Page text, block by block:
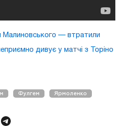
Малиновського — втратили
дивує у матчі з Торіно
Фулгем Ярмоленко